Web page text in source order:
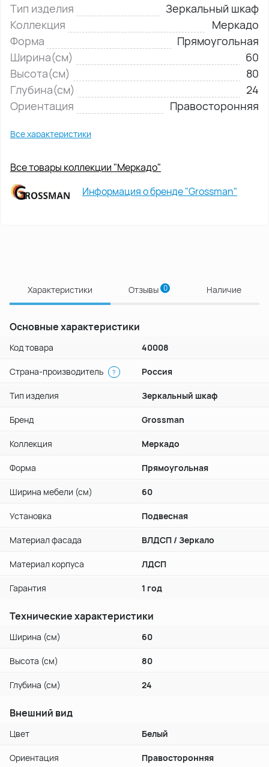
Тип изделия
Зеркальный шкаф
Коллекция
Меркадо
Форма
Прямоугольная
Ширина(см)
60
Высота(см)
80
Глубина(см)
24
Ориентация
Правосторонняя
Все характеристики
Все товары коллекции "Меркадо"
Информация о бренде "Grossman"
Характеристики Отзывы 0 Наличие
Основные характеристики
Код товара 40008
Страна-производитель ? Россия
Тип изделия Зеркальный шкаф
Бренд Grossman
Коллекция Меркадо
Форма Прямоугольная
Ширина мебели (см) 60
Установка Подвесная
Материал фасада ВЛДСП / Зеркало
Материал корпуса ЛДСП
Гарантия 1 год
Технические характеристики
Ширина (см) 60
Высота (см) 80
Глубина (см) 24
Внешний вид
Цвет Белый
Ориентация Правосторонняя